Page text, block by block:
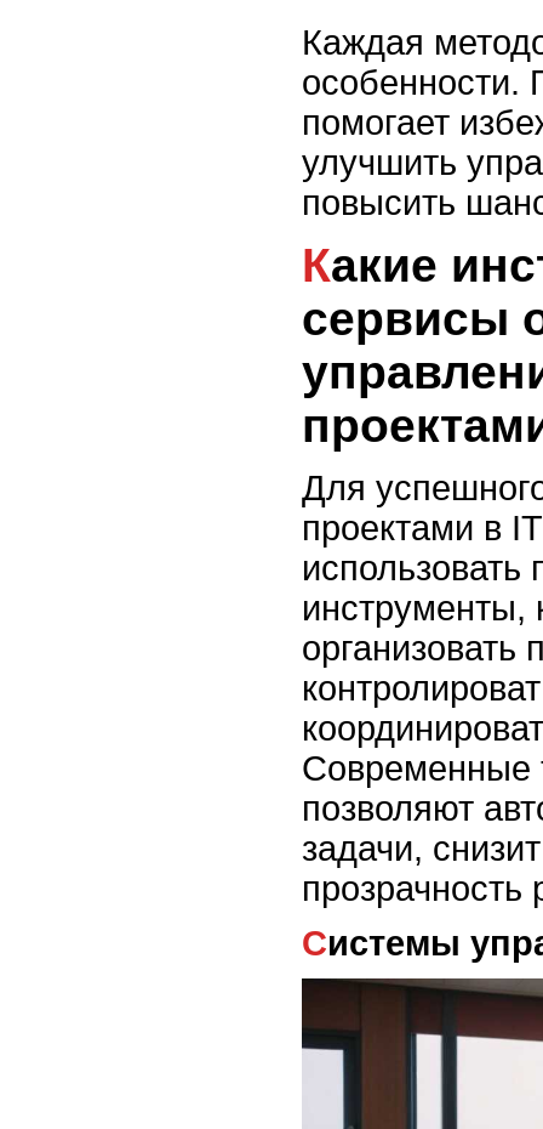
Каждая
особенности.
помогает
улучшить
повысить
Какие инструменты и
сервисы
Для
проектами в
инструменты,
организовать
Современные
позволяют
задачи,
прозрачность
Системы